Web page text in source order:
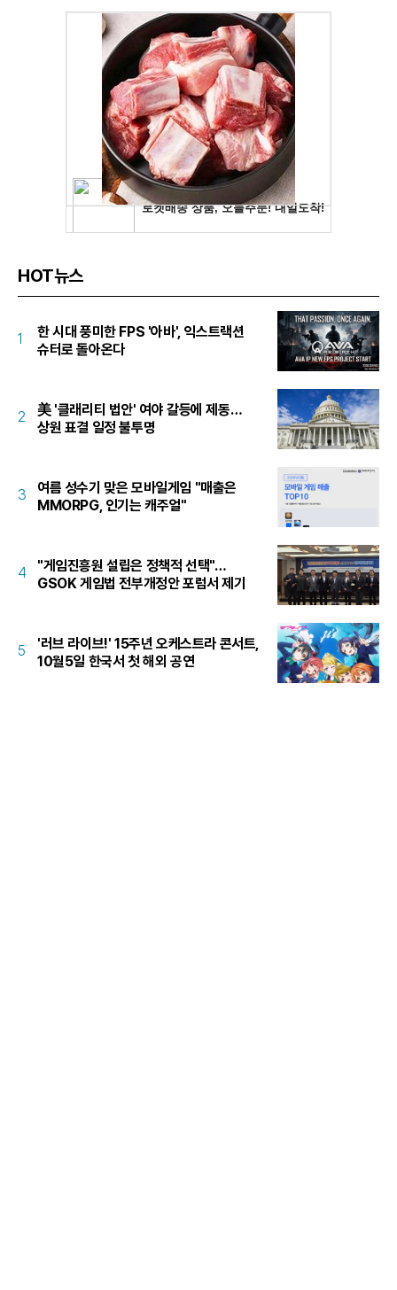
HOT뉴스
1
한 시대 풍미한 FPS '아바', 익스트랙션
슈터로 돌아온다
2
美 '클래리티 법안' 여야 갈등에 제동…
상원 표결 일정 불투명
3
여름 성수기 맞은 모바일게임 "매출은
MMORPG, 인기는 캐주얼"
4
"게임진흥원 설립은 정책적 선택"…
GSOK 게임법 전부개정안 포럼서 제기
5
'러브 라이브!' 15주년 오케스트라 콘서트,
10월5일 한국서 첫 해외 공연